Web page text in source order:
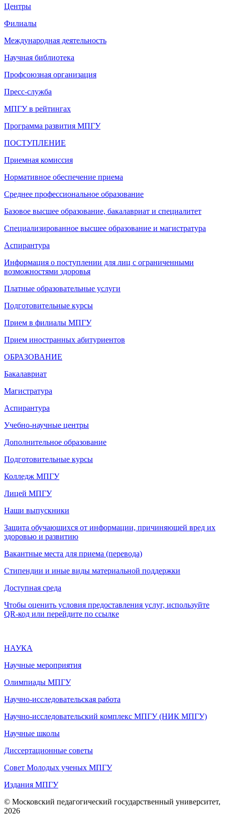
Центры
Филиалы
Международная деятельность
Научная библиотека
Профсоюзная организация
Пресс-служба
МПГУ в рейтингах
Программа развития МПГУ
ПОСТУПЛЕНИЕ
Приемная комиссия
Нормативное обеспечение приема
Среднее профессиональное образование
Базовое высшее образование, бакалавриат и специалитет
Специализированное высшее образование и магистратура
Аспирантура
Информация о поступлении для лиц с ограниченными
возможностями здоровья
Платные образовательные услуги
Подготовительные курсы
Прием в филиалы МПГУ
Прием иностранных абитуриентов
ОБРАЗОВАНИЕ
Бакалавриат
Магистратура
Аспирантура
Учебно-научные центры
Дополнительное образование
Подготовительные курсы
Колледж МПГУ
Лицей МПГУ
Наши выпускники
Защита обучающихся от информации, причиняющей вред их
здоровью и развитию
Вакантные места для приема (перевода)
Стипендии и иные виды материальной поддержки
Доступная среда
Чтобы оценить условия предоставления услуг, используйте
QR-код или перейдите по ссылке
НАУКА
Научные мероприятия
Олимпиады МПГУ
Научно-исследовательская работа
Научно-исследовательский комплекс МПГУ (НИК МПГУ)
Научные школы
Диссертационные советы
Совет Молодых ученых МПГУ
Издания МПГУ
© Московский педагогический государственный университет,
2026